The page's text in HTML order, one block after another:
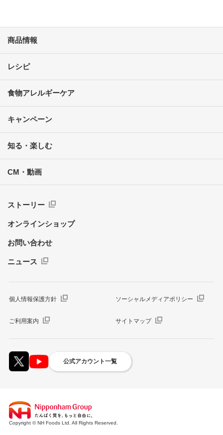
商品情報
レシピ
食物アレルギーケア
キャンペーン
知る・楽しむ
CM・動画
ストーリー
オンラインショップ
お問い合わせ
ニュース
個人情報保護方針 ソーシャルメディアポリシー
ご利用案内 サイトマップ
公式アカウント一覧
Copyright © NH Foods Ltd. All Rights Reserved.